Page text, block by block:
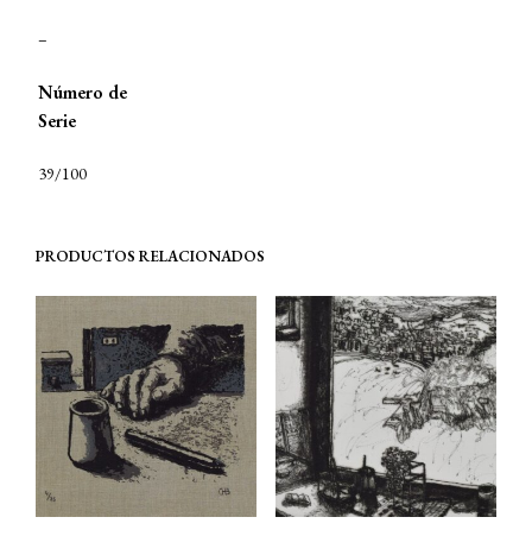
–
Número de
Serie
39/100
PRODUCTOS RELACIONADOS